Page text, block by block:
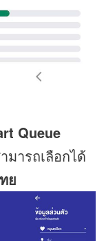
Queue
มารถเลือกได้
ย